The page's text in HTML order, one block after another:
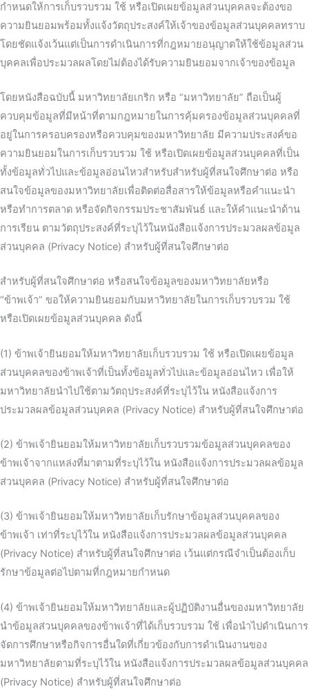
กำหนดให้การเก็บรวบรวม ใช้ หรือเปิดเผยข้อมูลส่วนบุคคลจะต้องขอ
ความยินยอมพร้อมทั้งแจ้งวัตถุประสงค์ให้เจ้าของข้อมูลส่วนบุคคลทราบ
โดยชัดแจ้งเว้นแต่เป็นการดำเนินการที่กฎหมายอนุญาตให้ใช้ข้อมูลส่วน
บุคคลเพื่อประมวลผลโดยไม่ต้องได้รับความยินยอมจากเจ้าของข้อมูล
โดยหนังสือฉบับนี้ มหาวิทยาลัยเกริก หรือ “มหาวิทยาลัย” ถือเป็นผู้
ควบคุมข้อมูลที่มีหน้าที่ตามกฎหมายในการคุ้มครองข้อมูลส่วนบุคคลที่
อยู่ในการครอบครองหรือควบคุมของมหาวิทยาลัย มีความประสงค์ขอ
ความยินยอมในการเก็บรวบรวม ใช้ หรือเปิดเผยข้อมูลส่วนบุคคลที่เป็น
ทั้งข้อมูลทั่วไปและข้อมูลอ่อนไหวสำหรับสำหรับผู้ที่สนใจศึกษาต่อ หรือ
สนใจข้อมูลของมหาวิทยาลัยเพื่อติดต่อสื่อสารให้ข้อมูลหรือคำแนะนำ
หรือทำการตลาด หรือจัดกิจกรรมประชาสัมพันธ์ และให้คำแนะนำด้าน
การเรียน ตามวัตถุประสงค์ที่ระบุไว้ในหนังสือแจ้งการประมวลผลข้อมูล
ส่วนบุคคล (Privacy Notice) สำหรับผู้ที่สนใจศึกษาต่อ
สำหรับผู้ที่สนใจศึกษาต่อ หรือสนใจข้อมูลของมหาวิทยาลัยหรือ
“ข้าพเจ้า” ขอให้ความยินยอมกับมหาวิทยาลัยในการเก็บรวบรวม ใช้
หรือเปิดเผยข้อมูลส่วนบุคคล ดังนี้
(1) ข้าพเจ้ายินยอมให้มหาวิทยาลัยเก็บรวบรวม ใช้ หรือเปิดเผยข้อมูล
ส่วนบุคคลของข้าพเจ้าที่เป็นทั้งข้อมูลทั่วไปและข้อมูลอ่อนไหว เพื่อให้
มหาวิทยาลัยนำไปใช้ตามวัตถุประสงค์ที่ระบุไว้ใน หนังสือแจ้งการ
ประมวลผลข้อมูลส่วนบุคคล (Privacy Notice) สำหรับผู้ที่สนใจศึกษาต่อ
(2) ข้าพเจ้ายินยอมให้มหาวิทยาลัยเก็บรวบรวมข้อมูลส่วนบุคคลของ
ข้าพเจ้าจากแหล่งที่มาตามที่ระบุไว้ใน หนังสือแจ้งการประมวลผลข้อมูล
ส่วนบุคคล (Privacy Notice) สำหรับผู้ที่สนใจศึกษาต่อ
(3) ข้าพเจ้ายินยอมให้มหาวิทยาลัยเก็บรักษาข้อมูลส่วนบุคคลของ
ข้าพเจ้า เท่าที่ระบุไว้ใน หนังสือแจ้งการประมวลผลข้อมูลส่วนบุคคล
(Privacy Notice) สำหรับผู้ที่สนใจศึกษาต่อ เว้นแต่กรณีจำเป็นต้องเก็บ
รักษาข้อมูลต่อไปตามที่กฎหมายกำหนด
(4) ข้าพเจ้ายินยอมให้มหาวิทยาลัยและผู้ปฏิบัติงานอื่นของมหาวิทยาลัย
นำข้อมูลส่วนบุคคลของข้าพเจ้าที่ได้เก็บรวบรวม ใช้ เพื่อนำไปดำเนินการ
จัดการศึกษาหรือกิจการอื่นใดที่เกี่ยวข้องกับการดำเนินงานของ
มหาวิทยาลัยตามที่ระบุไว้ใน หนังสือแจ้งการประมวลผลข้อมูลส่วนบุคคล
(Privacy Notice) สำหรับผู้ที่สนใจศึกษาต่อ